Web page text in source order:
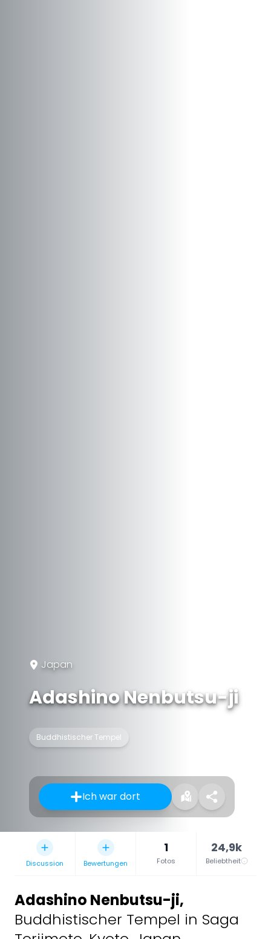
Japan
Adashino Nenbutsu-ji
Buddhistischer Tempel
Ich war dort
Discussion Bewertungen
1
Fotos
24,9k
Beliebtheit
Adashino Nenbutsu-ji,
Buddhistischer Tempel in Saga